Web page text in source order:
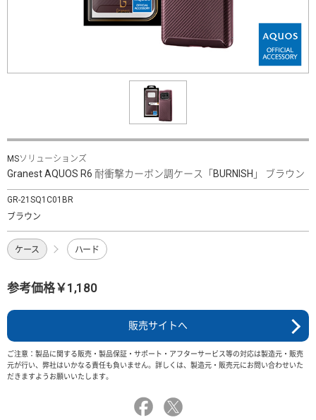
MSソリューションズ
Granest AQUOS R6 耐衝撃カーボン調ケース「BURNISH」 ブラウン
GR-21SQ1C01BR
ブラウン
ケース ハード
参考価格￥1,180
販売サイトへ
ご注意：製品に関する販売・製品保証・サポート・アフターサービス等の対応は製造元・販売
元が行い、弊社はいかなる責任も負いません。詳しくは、製造元・販売元にお問い合わせいた
だきますようお願いいたします。